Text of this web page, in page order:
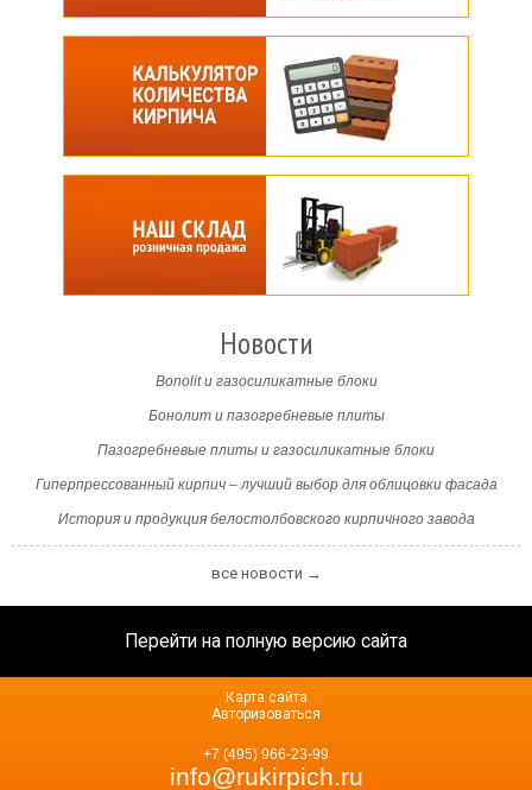
Новости
Bonolit и газосиликатные блоки
Бонолит и пазогребневые плиты
Пазогребневые плиты и газосиликатные блоки
Гиперпрессованный кирпич – лучший выбор для облицовки фасада
История и продукция белостолбовского кирпичного завода
все новости →
Перейти на полную версию сайта
+7 (495) 966-23-99
info@rukirpich.ru
Карта сайта
Авторизоваться